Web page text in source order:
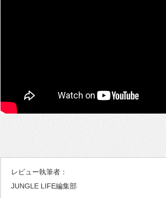
レビュー執筆者：
JUNGLE LIFE編集部